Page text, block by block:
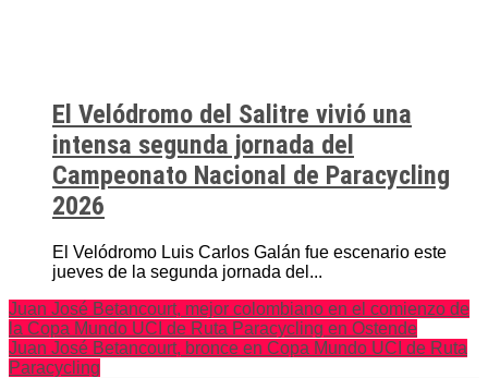
El Velódromo del Salitre vivió una
intensa segunda jornada del
Campeonato Nacional de Paracycling
2026
El Velódromo Luis Carlos Galán fue escenario este
jueves de la segunda jornada del...
Juan José Betancourt, mejor colombiano en el comienzo de
la Copa Mundo UCI de Ruta Paracycling en Ostende
Juan José Betancourt, bronce en Copa Mundo UCI de Ruta
Paracycling